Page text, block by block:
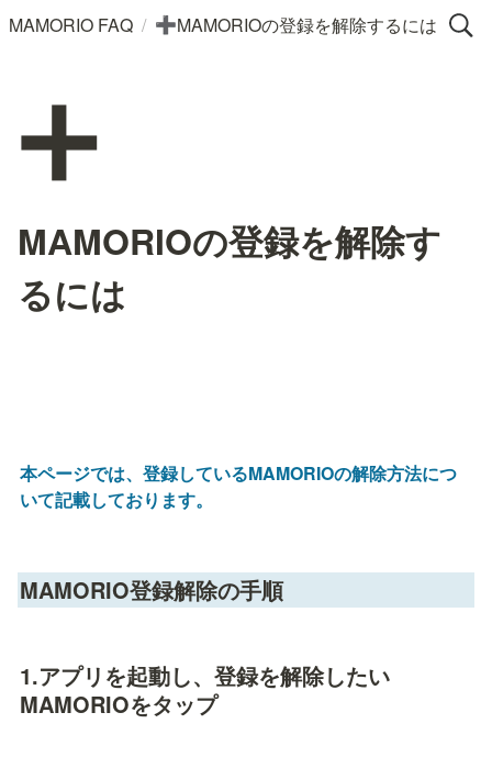
MAMORIO FAQ / ➕MAMORIOの登録を解除するには
➕
MAMORIOの登録を解除す
るには
本ページでは、登録しているMAMORIOの解除方法につ
いて記載しております。
MAMORIO登録解除の手順
1.アプリを起動し、登録を解除したい
MAMORIOをタップ